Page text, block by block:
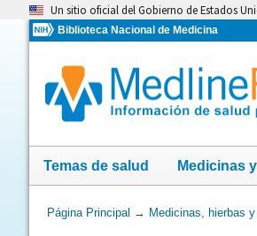
Un sitio oficial del Gobierno de Estados
Biblioteca Nacional de Medicina
Temas de salud Medicinas
Usted
Página Principal → Medicinas, hierbas